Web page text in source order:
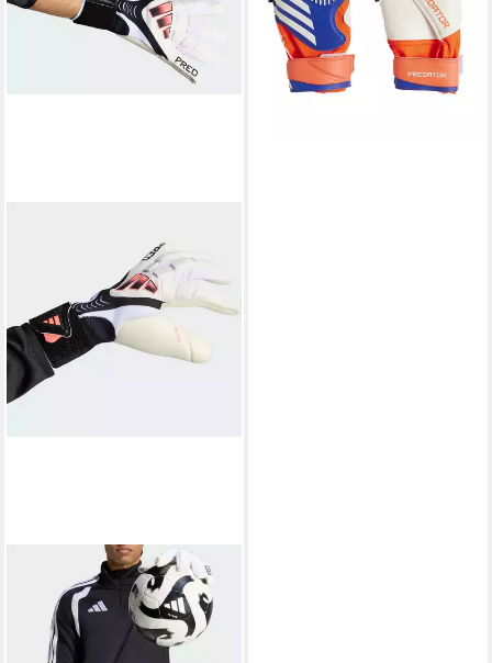
ADIDAS PERFORMANCE
Torwarthandschuhe
PREDATOR PRO
TORWARTHANDSCHUH,
RIEMEN
140,00 €
in 2-3 Werktagen bei dir